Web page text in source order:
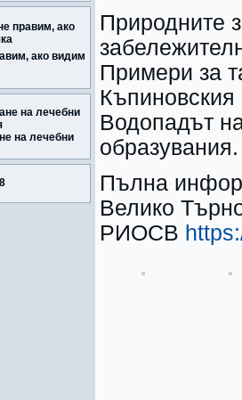
ако видим
на лечебни
Природните
Примери за
Водопадът
образувания.
Пълна
Велико
РИОСВ